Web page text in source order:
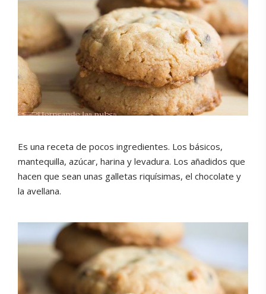
Es una receta de pocos ingredientes. Los básicos,
mantequilla, azúcar, harina y levadura. Los añadidos que
hacen que sean unas galletas riquísimas, el chocolate y
la avellana.